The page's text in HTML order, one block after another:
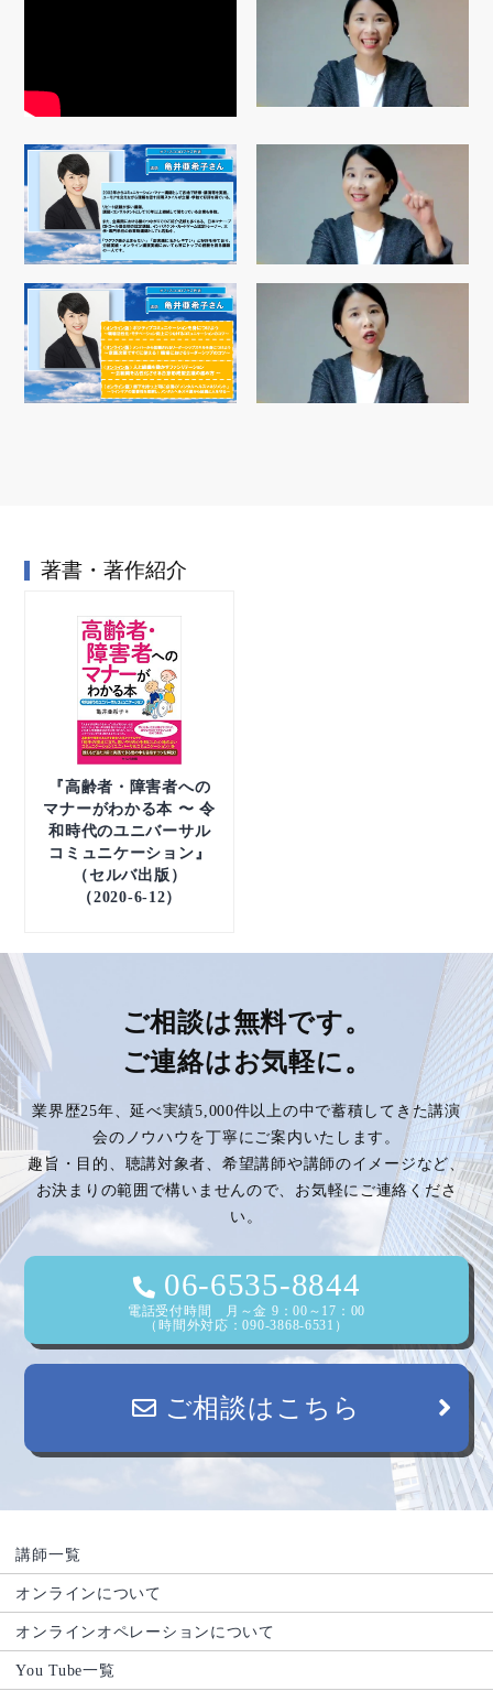
著書・著作紹介
『高齢者・障害者への
マナーがわかる本 〜 令
和時代のユニバーサル
コミュニケーション』
（セルバ出版）
（2020-6-12）
ご相談は無料です。
ご連絡はお気軽に。
業界歴25年、延べ実績5,000件以上の中で蓄積してきた講演
会のノウハウを丁寧にご案内いたします。
趣旨・目的、聴講対象者、希望講師や講師のイメージなど、
お決まりの範囲で構いませんので、お気軽にご連絡くださ
い。
06-6535-8844
電話受付時間 月～金 9：00～17：00
（時間外対応：090-3868-6531）
ご相談はこちら
講師一覧
オンラインについて
オンラインオペレーションについて
You Tube一覧